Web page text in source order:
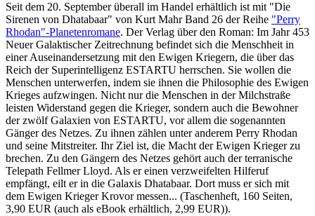
Seit dem 20. September überall im Handel erhältlich ist mit "Die
Sirenen von Dhatabaar" von Kurt Mahr Band 26 der Reihe "Perry
Rhodan"-Planetenromane. Der Verlag über den Roman: Im Jahr 453
Neuer Galaktischer Zeitrechnung befindet sich die Menschheit in
einer Auseinandersetzung mit den Ewigen Kriegern, die über das
Reich der Superintelligenz ESTARTU herrschen. Sie wollen die
Menschen unterwerfen, indem sie ihnen die Philosophie des Ewigen
Krieges aufzwingen. Nicht nur die Menschen in der Milchstraße
leisten Widerstand gegen die Krieger, sondern auch die Bewohner
der zwölf Galaxien von ESTARTU, vor allem die sogenannten
Gänger des Netzes. Zu ihnen zählen unter anderem Perry Rhodan
und seine Mitstreiter. Ihr Ziel ist, die Macht der Ewigen Krieger zu
brechen. Zu den Gängern des Netzes gehört auch der terranische
Telepath Fellmer Lloyd. Als er einen verzweifelten Hilferuf
empfängt, eilt er in die Galaxis Dhatabaar. Dort muss er sich mit
dem Ewigen Krieger Krovor messen... (Taschenheft, 160 Seiten,
3,90 EUR (auch als eBook erhältlich, 2,99 EUR)).